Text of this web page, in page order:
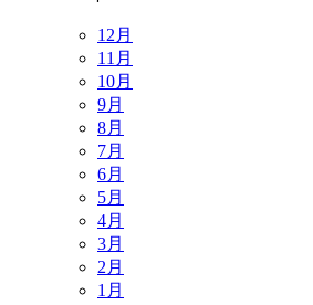
12月
11月
10月
9月
8月
7月
6月
5月
4月
3月
2月
1月